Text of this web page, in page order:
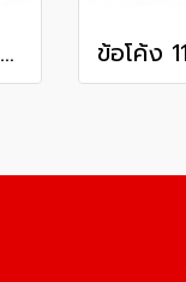
ข้อโค้ง 11.25° แหวนยาง ES1 SCG ขนาด 350 มม. (14 นิ้ว ) ชั้น 13.5